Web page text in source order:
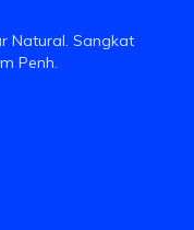
Natural. Sangkat
Penh.